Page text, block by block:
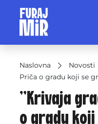
Naslovna Novosti
Priča o gradu koji se
“Krivaja
o gradu